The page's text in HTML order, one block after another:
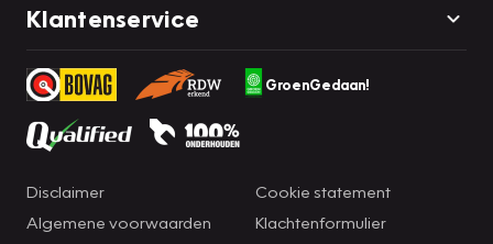
Klantenservice
GroenGedaan!
Disclaimer
Algemene voorwaarden
Cookie statement
Klachtenformulier